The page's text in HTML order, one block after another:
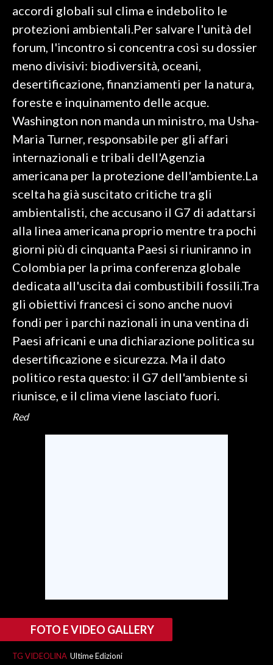
CULTURA
SPETTACOLI
GOSSIP
SALUTE
SARDEGNA TURISMO
SARDI NEL MONDO
NOTIZIE
EVENTI
3 MINUTI CON
INSULARITÀ
INFO AZIENDE
ABBONATI
PUBBLICITÀ
STORE
accordi globali sul clima e indebolito le
protezioni ambientali.Per salvare l'unità del
forum, l'incontro si concentra così su dossier
meno divisivi: biodiversità, oceani,
desertificazione, finanziamenti per la natura,
foreste e inquinamento delle acque.
Washington non manda un ministro, ma Usha-
Maria Turner, responsabile per gli affari
internazionali e tribali dell'Agenzia
americana per la protezione dell'ambiente.La
scelta ha già suscitato critiche tra gli
ambientalisti, che accusano il G7 di adattarsi
alla linea americana proprio mentre tra pochi
giorni più di cinquanta Paesi si riuniranno in
Colombia per la prima conferenza globale
dedicata all'uscita dai combustibili fossili.Tra
gli obiettivi francesi ci sono anche nuovi
fondi per i parchi nazionali in una ventina di
Paesi africani e una dichiarazione politica su
desertificazione e sicurezza. Ma il dato
politico resta questo: il G7 dell'ambiente si
riunisce, e il clima viene lasciato fuori.
Red
FOTO E VIDEO GALLERY
TG VIDEOLINA Ultime Edizioni